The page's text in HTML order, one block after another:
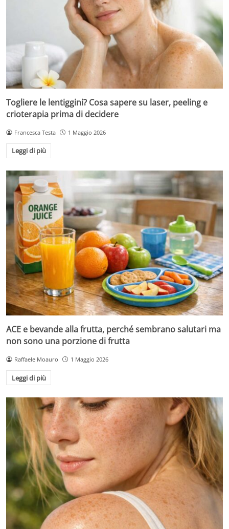
Togliere le lentiggini? Cosa sapere su laser, peeling e
crioterapia prima di decidere
Francesca Testa 1 Maggio 2026
Leggi di più
ACE e bevande alla frutta, perché sembrano salutari ma
non sono una porzione di frutta
Raffaele Moauro 1 Maggio 2026
Leggi di più